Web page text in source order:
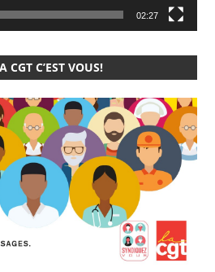
02:27
C’EST VOUS!